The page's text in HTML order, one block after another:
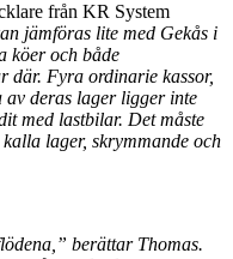
från KR System
jämföras lite med Gekås i
köer och både
där. Fyra ordinarie kassor,
av deras lager ligger inte
med lastbilar. Det måste
lager, skrymmande och
berättar Thomas.